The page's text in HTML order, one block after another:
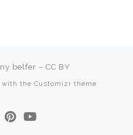
belfer – CC BY
with the Customizr theme